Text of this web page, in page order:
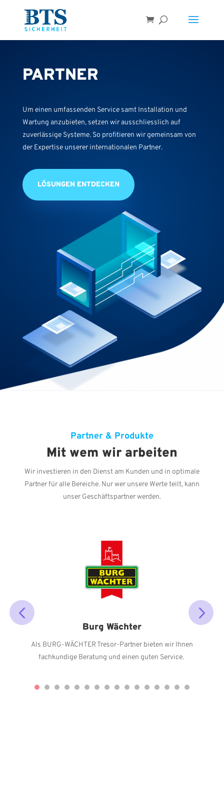
PARTNER
Um einen umfassenden Service samt Installation und
Wartung anzubieten, setzen wir ausschliesslich auf
zuverlässige Systeme. So profitieren wir gemeinsam von
der Expertise unserer internationalen Partner.
LÖSUNGEN ENTDECKEN
Partner & Produkte
Mit wem wir arbeiten
Wir investieren in den Dienst am Kunden und in optimale
Partner für alle Bereiche. Nur wer unsere Werte teilt, kann
unser Geschäftspartner werden.
Burg Wächter
Als BURG-WÄCHTER Tresor-Partner bieten wir Ihnen
fachkundige Beratung und einen guten Service.